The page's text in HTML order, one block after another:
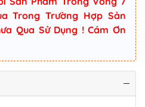
Trong Trường Hợp Sản
Qua Sử Dụng ! Cám Ơn